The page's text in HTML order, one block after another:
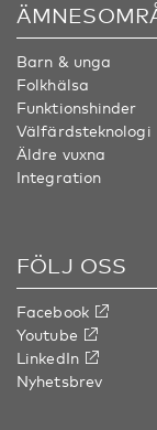
Barn & unga
Folkhälsa
Funktionshinder
Välfärdsteknologi
Äldre vuxna
Integration
FÖLJ OSS
Facebook
Youtube
LinkedIn
Nyhetsbrev